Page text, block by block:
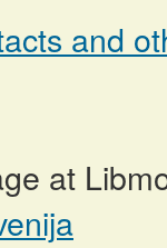
and
at